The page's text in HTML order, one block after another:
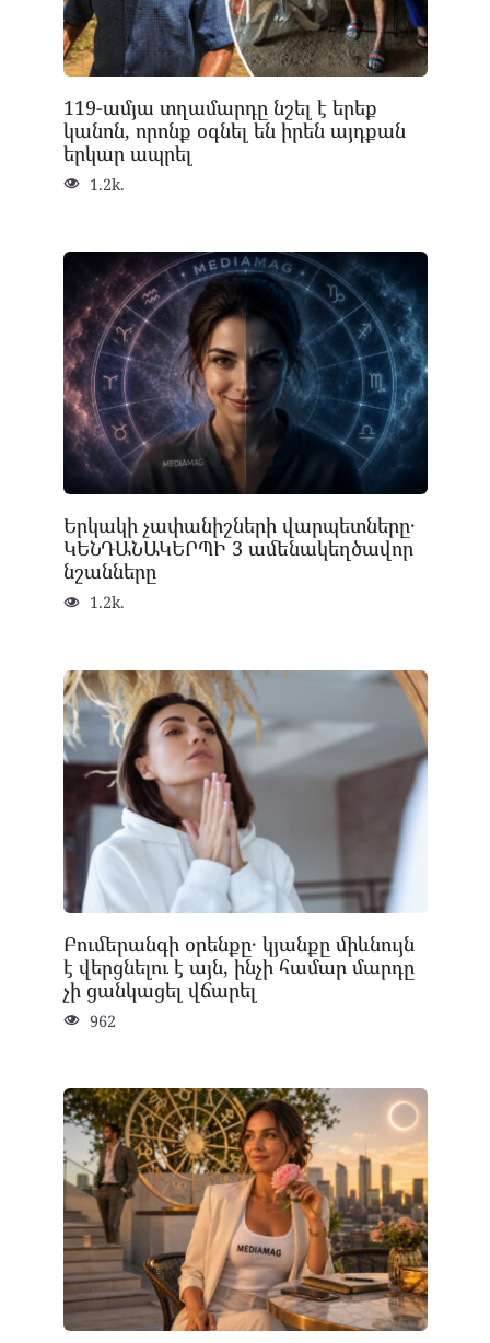
119-ամյա տղամարդը նշել է երեք
կանոն, որոնք օգնել են իրեն այդքան
երկար ապրել
1.2k.
Երկակի չափանիշների վարպետները․
ԿԵՆԴԱՆԱԿԵՐՊԻ 3 ամենակեղծավոր
նշանները
1.2k.
Բումերանգի օրենքը․ կյանքը միևնույն
է վերցնելու է այն, ինչի համար մարդը
չի ցանկացել վճարել
962